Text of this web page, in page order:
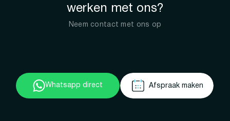
werken met ons?
Neem contact met ons op
Whatsapp direct Afspraak maken